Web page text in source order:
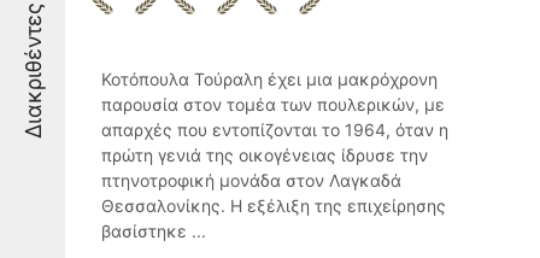
Διακριθέντες
Κοτόπουλα Τούραλη έχει μια μακρόχρονη
παρουσία στον τομέα των πουλερικών, με
απαρχές που εντοπίζονται το 1964, όταν η
πρώτη γενιά της οικογένειας ίδρυσε την
πτηνοτροφική μονάδα στον Λαγκαδά
Θεσσαλονίκης. Η εξέλιξη της επιχείρησης
βασίστηκε ...